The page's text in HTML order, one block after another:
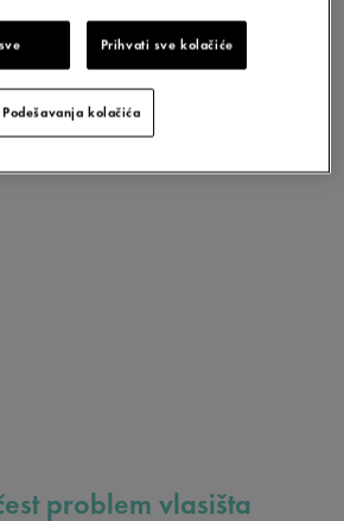
problem vlasišta
Prihvati sve kolačiće
Podešavanja kolačića